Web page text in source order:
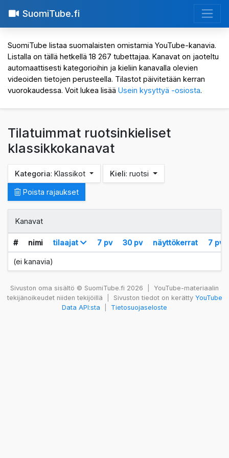
SuomiTube.fi
SuomiTube listaa suomalaisten omistamia YouTube-kanavia.
Listalla on tällä hetkellä 18 267 tubettajaa. Kanavat on jaoteltu
automaattisesti kategorioihin ja kieliin kanavalla olevien
videoiden tietojen perusteella. Tilastot päivitetään kerran
vuorokaudessa. Voit lukea lisää Usein kysyttyä -osiosta.
Tilatuimmat ruotsinkieliset
klassikkokanavat
Kategoria: Klassikot Kieli: ruotsi
Poista rajaukset
Kanavat
# nimi tilaajat 7 pv 30 pv näyttökerrat 7 pv
(ei kanavia)
Sivuston oma sisältö © SuomiTube.fi 2026
YouTube-materiaalin
tekijänoikeudet niiden tekijöillä
Sivuston tiedot on kerätty YouTube
Data API:sta
Tietosuojaseloste